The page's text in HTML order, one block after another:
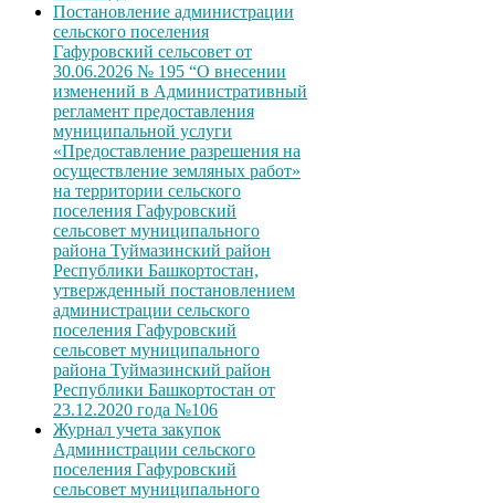
Постановление администрации
сельского поселения
Гафуровский сельсовет от
30.06.2026 № 195 “О внесении
изменений в Административный
регламент предоставления
муниципальной услуги
«Предоставление разрешения на
осуществление земляных работ»
на территории сельского
поселения Гафуровский
сельсовет муниципального
района Туймазинский район
Республики Башкортостан,
утвержденный постановлением
администрации сельского
поселения Гафуровский
сельсовет муниципального
района Туймазинский район
Республики Башкортостан от
23.12.2020 года №106
Журнал учета закупок
Администрации сельского
поселения Гафуровский
сельсовет муниципального